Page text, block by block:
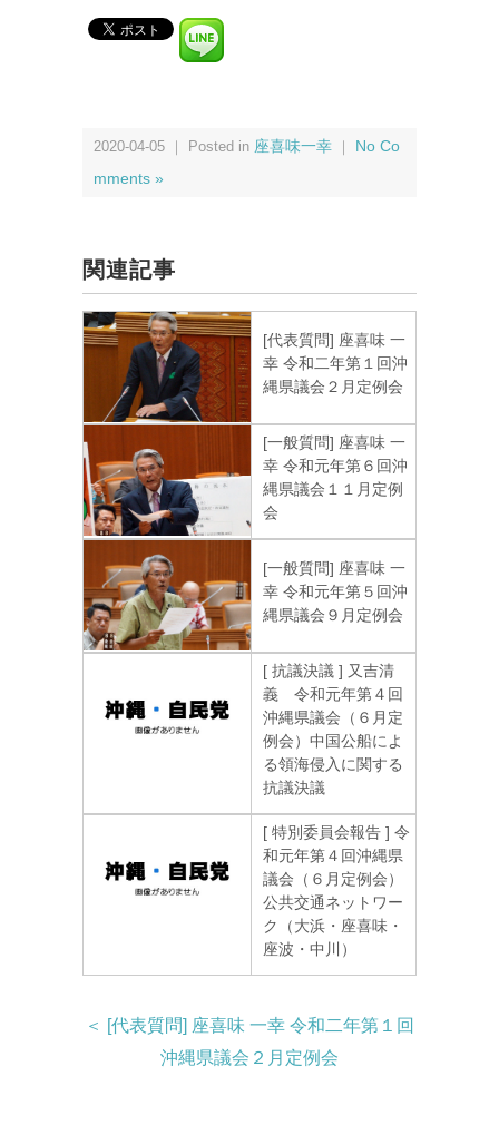
2020-04-05 ｜ Posted in 座喜味一幸 ｜ No Co
mments »
関連記事
[代表質問] 座喜味 一
幸 令和二年第１回沖
縄県議会２月定例会
[一般質問] 座喜味 一
幸 令和元年第６回沖
縄県議会１１月定例
会
[一般質問] 座喜味 一
幸 令和元年第５回沖
縄県議会９月定例会
[ 抗議決議 ] 又吉清
義 令和元年第４回
沖縄県議会（６月定
例会）中国公船によ
る領海侵入に関する
抗議決議
[ 特別委員会報告 ] 令
和元年第４回沖縄県
議会（６月定例会）
公共交通ネットワー
ク（大浜・座喜味・
座波・中川）
＜ [代表質問] 座喜味 一幸 令和二年第１回
沖縄県議会２月定例会